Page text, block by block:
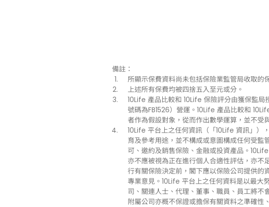
備註：
所顯示保費資料尚未包括保險業監管局收取的
上述所有保費均被四捨五入至元或分。
10Life 產品比較和 10Life 保險評分由獲保監
號碼為FB1526）營運。10Life 產品比較和
者作為假設對象，從而作出數學運算，並不受
10Life 平台上之任何資訊（「10Life 資訊」）
育及參考用途，並不構成或意圖構成任何受
可、邀約及銷售保險、金融或投資產品。
亦不應被視為正在進行個人合適性評估，亦
行有關保險決定前，閣下應以保險公司提供
專業意見。10Life 平台上之任何資料是以最大
司、關連人士、代理、董事、職員、員工將
附屬公司亦概不保證或擔保有關資料之準確性